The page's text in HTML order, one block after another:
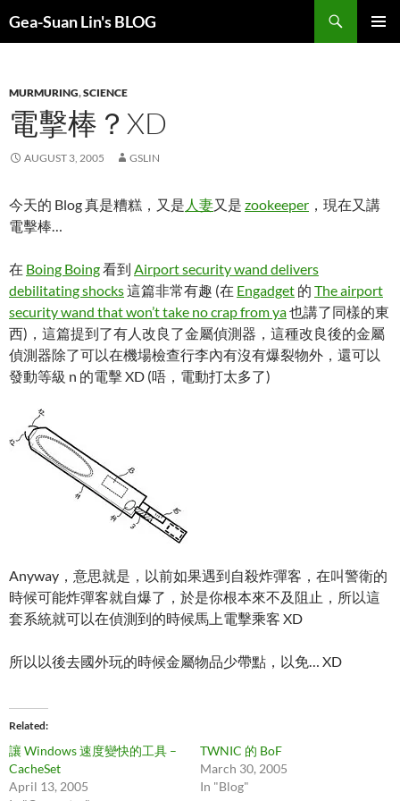
Gea-Suan Lin's BLOG
MURMURING,SCIENCE
電擊棒？XD
AUGUST 3, 2005 GSLIN
今天的 Blog 真是糟糕，又是 人妻又是 zookeeper ，現在又講
電擊棒…
在 Boing Boing看到 Airport security wand delivers
debilitating shocks這篇非常有趣 (在 Engadget 的 The airport
security wand that won’t take no crap from ya也講了同樣的東
西)，這篇提到了有人改良了金屬偵測器，這種改良後的金屬
偵測器除了可以在機場檢查行李內有沒有爆裂物外，還可以
發動等級 n 的電擊 XD (唔，電動打太多了)
Anyway，意思就是，以前如果遇到自殺炸彈客，在叫警衛的
時候可能炸彈客就自爆了，於是你根本來不及阻止，所以這
套系統就可以在偵測到的時候馬上電擊乘客 XD
所以以後去國外玩的時候金屬物品少帶點，以免… XD
Related
讓 Windows 速度變快的工具 –
CacheSet
April 13, 2005
TWNIC 的 BoF
March 30, 2005
In "Blog"